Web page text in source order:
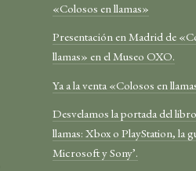
«Colosos en llamas»
Presentación en Madrid de
llamas» en el Museo OXO.
Ya a la venta «Colosos en
Desvelamos la portada del
llamas: Xbox o PlayStation, la
Microsoft y Sony’.